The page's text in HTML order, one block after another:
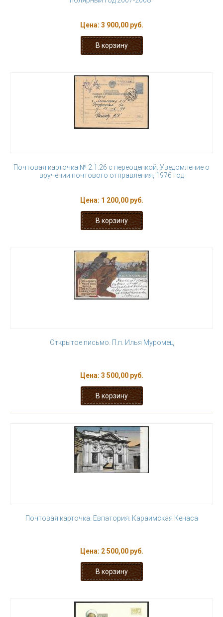
Цена: 3 900,00 руб.
Почтовая карточка № 2.1.26 с переоценкой. Уведомление о
вручении почтового отправления, 1976 год
Цена: 1 200,00 руб.
Открытое письмо. П.п. Илья Муромец
Цена: 3 500,00 руб.
Почтовая карточка. Евпатория. Караимская Кенаса
Цена: 2 500,00 руб.